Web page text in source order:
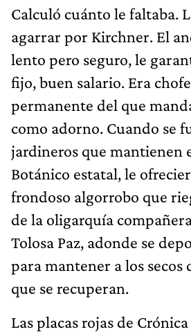
Calculó cuánto le faltaba.
agarrar por Kirchner. El
lento pero seguro, le
fijo, buen salario. Era
permanente del que
como adorno. Cuando se
jardineros que mantienen
Botánico estatal, le
frondoso algorrobo que
de la oligarquía
Tolosa Paz, adonde se
para mantener a los secos
que se recuperan.
Las placas rojas de